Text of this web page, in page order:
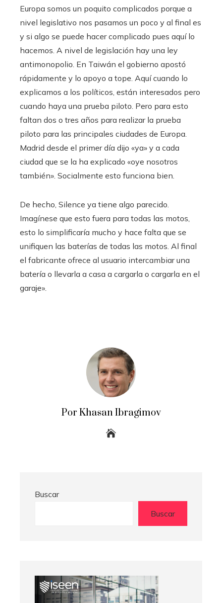
Europa somos un poquito complicados porque a
nivel legislativo nos pasamos un poco y al final es
y si algo se puede hacer complicado pues aquí lo
hacemos. A nivel de legislación hay una ley
antimonopolio. En Taiwán el gobierno apostó
rápidamente y lo apoyo a tope. Aquí cuando lo
explicamos a los políticos, están interesados pero
cuando haya una prueba piloto. Pero para esto
faltan dos o tres años para realizar la prueba
piloto para las principales ciudades de Europa.
Madrid desde el primer día dijo «ya» y a cada
ciudad que se la ha explicado «oye nosotros
también». Socialmente esto funciona bien.
De hecho, Silence ya tiene algo parecido.
Imagínese que esto fuera para todas las motos,
esto lo simplificaría mucho y hace falta que se
unifiquen las baterías de todas las motos. Al final
el fabricante ofrece al usuario intercambiar una
batería o llevarla a casa a cargarla o cargarla en el
garaje».
Por Khasan Ibragimov
Buscar
Buscar